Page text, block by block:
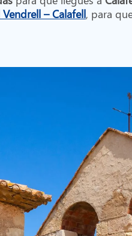
Vendrell – Calafell, para